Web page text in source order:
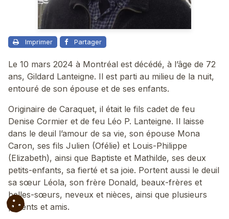
Imprimer Partager
Le 10 mars 2024 à Montréal est décédé, à l’âge de 72
ans, Gildard Lanteigne. Il est parti au milieu de la nuit,
entouré de son épouse et de ses enfants.
Originaire de Caraquet, il était le fils cadet de feu
Denise Cormier et de feu Léo P. Lanteigne. Il laisse
dans le deuil l’amour de sa vie, son épouse Mona
Caron, ses fils Julien (Ofélie) et Louis-Philippe
(Elizabeth), ainsi que Baptiste et Mathilde, ses deux
petits-enfants, sa fierté et sa joie. Portent aussi le deuil
sa sœur Léola, son frère Donald, beaux-frères et
belles-sœurs, neveux et nièces, ainsi que plusieurs
parents et amis.